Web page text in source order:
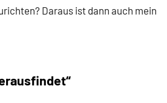
Daraus ist dann auch mein